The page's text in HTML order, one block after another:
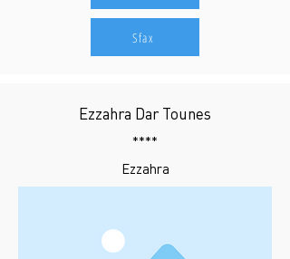
Sfax
Ezzahra Dar Tounes
****
Ezzahra